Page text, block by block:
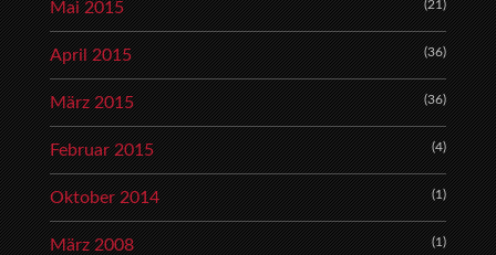
Mai 2015 (21)
April 2015 (36)
März 2015 (36)
Februar 2015 (4)
Oktober 2014 (1)
März 2008 (1)